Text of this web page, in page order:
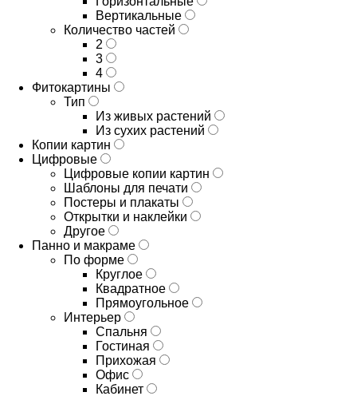
Вертикальные
Количество частей
2
3
4
Фитокартины
Тип
Из живых растений
Из сухих растений
Копии картин
Цифровые
Цифровые копии картин
Шаблоны для печати
Постеры и плакаты
Открытки и наклейки
Другое
Панно и макраме
По форме
Круглое
Квадратное
Прямоугольное
Интерьер
Спальня
Гостиная
Прихожая
Офис
Кабинет